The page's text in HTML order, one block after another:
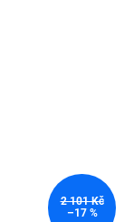
2 101 Kč
–17 %